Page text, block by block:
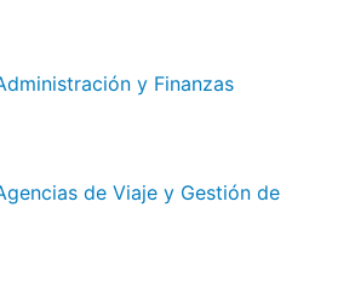
y Finanzas
de Viaje y Gestión de